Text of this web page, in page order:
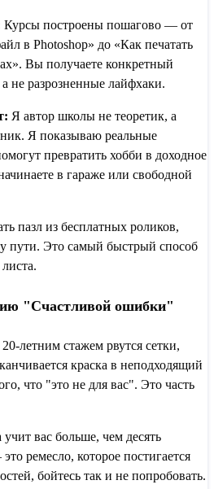
Курсы построены пошагово — от
в Photoshop» до «Как печатать
Вы получаете конкретный
не разрозненные лайфхаки.
Я автор школы не теоретик, а
Я показываю реальные
превратить хобби в доходное
в гараже или свободной
пазл из бесплатных роликов,
пути. Это самый быстрый способ
"Счастливой ошибки"
летним стажем рвутся сетки,
краска в неподходящий
что "это не для вас". Это часть
вас больше, чем десять
ремесло, которое постигается
бойтесь так и не попробовать.